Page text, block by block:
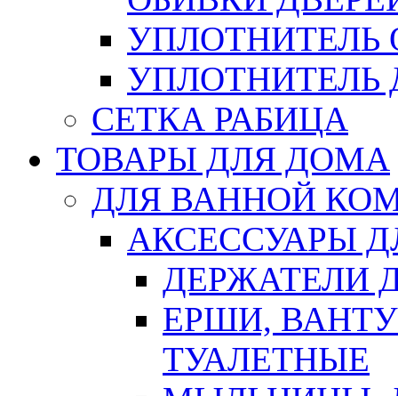
УПЛОТНИТЕЛЬ
СЕТКА РАБИЦА
ТОВАРЫ ДЛЯ ДОМА
ДЛЯ ВАННОЙ
АКСЕССУАРЫ
ДЕРЖАТЕЛИ
ЕРШИ,
ТУАЛЕТНЫЕ